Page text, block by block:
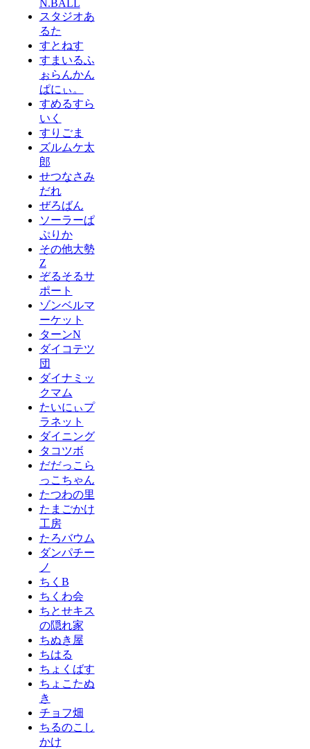
N.BALL
スタジオあ
るた
すとねす
すまいるふ
ぉらんかん
ぱにぃ。
すめるすら
いく
すりごま
ズルムケ太
郎
せつなさみ
だれ
ぜろばん
ソーラーぱ
ぷりか
その他大勢
Z
ぞるそるサ
ポート
ゾンベルマ
ーケット
ターンN
ダイコテツ
団
ダイナミッ
クマム
たいにぃプ
ラネット
ダイニング
タコツボ
だだっこら
っこちゃん
たつわの里
たまごかけ
工房
たろバウム
ダンパチー
ノ
ちくB
ちくわ会
ちとせキス
の隠れ家
ちぬき屋
ちはる
ちょくばす
ちょこたぬ
き
チョフ畑
ちるのこし
かけ